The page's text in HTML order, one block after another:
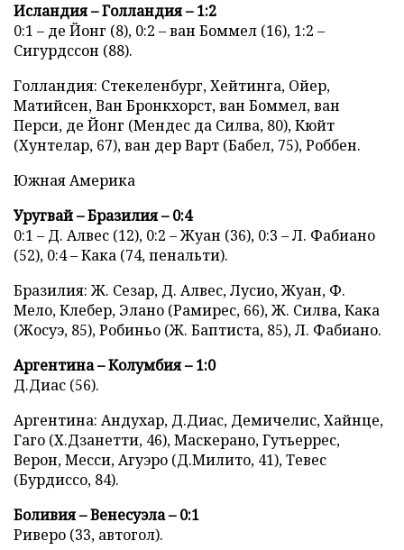
Исландия – Голландия – 1:2
0:1 – де Йонг (8), 0:2 – ван Боммел (16), 1:2 –
Сигурдссон (88).
Голландия: Стекеленбург, Хейтинга, Ойер,
Матийсен, Ван Бронкхорст, ван Боммел, ван
Перси, де Йонг (Мендес да Силва, 80), Кюйт
(Хунтелар, 67), ван дер Варт (Бабел, 75), Роббен.
Южная Америка
Уругвай – Бразилия – 0:4
0:1 – Д. Алвес (12), 0:2 – Жуан (36), 0:3 – Л. Фабиано
(52), 0:4 – Кака (74, пенальти).
Бразилия: Ж. Сезар, Д. Алвес, Лусио, Жуан, Ф.
Мело, Клебер, Элано (Рамирес, 66), Ж. Силва, Кака
(Жосуэ, 85), Робиньо (Ж. Баптиста, 85), Л. Фабиано.
Аргентина – Колумбия – 1:0
Д.Диас (56).
Аргентина: Андухар, Д.Диас, Демичелис, Хайнце,
Гаго (Х.Дзанетти, 46), Маскерано, Гутьеррес,
Верон, Месси, Агуэро (Д.Милито, 41), Тевес
(Бурдиссо, 84).
Боливия – Венесуэла – 0:1
Риверо (33, автогол).